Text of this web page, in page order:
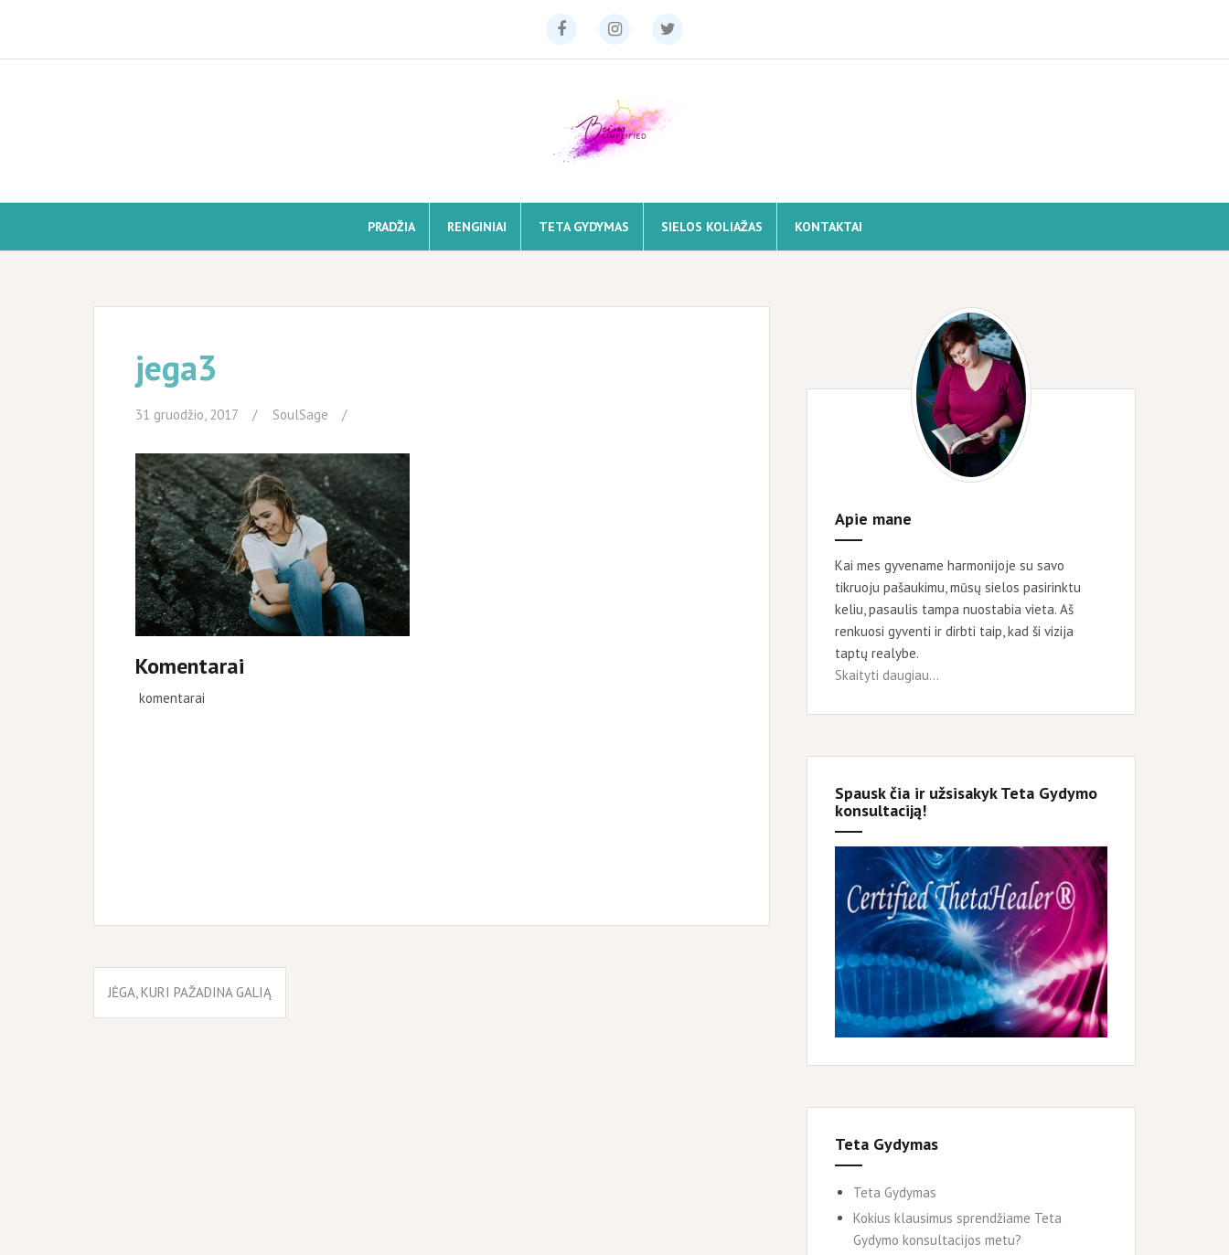
PRADŽIA RENGINIAI TETA GYDYMAS SIELOS KOLIAŽAS KONTAKTAI
jega3
31 gruodžio, 2017 SoulSage
Komentarai
komentarai
Navigacija
tarp
JĖGA, KURI PAŽADINA GALIĄ
Apie mane
Kai mes gyvename harmonijoje su savo
tikruoju pašaukimu, mūsų sielos pasirinktu
keliu, pasaulis tampa nuostabia vieta. Aš
renkuosi gyventi ir dirbti taip, kad ši vizija
taptų realybe.
Skaityti daugiau...
Spausk čia ir užsisakyk Teta Gydymo
konsultaciją!
Teta Gydymas
Teta Gydymas
Kokius klausimus sprendžiame Teta
Gydymo konsultacijos metu?